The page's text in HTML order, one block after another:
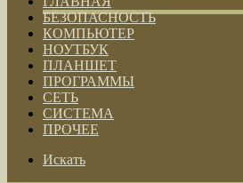
БЕЗОПАСНОСТЬ
КОМПЬЮТЕР
НОУТБУК
ПЛАНШЕТ
ПРОГРАММЫ
СЕТЬ
СИСТЕМА
ПРОЧЕЕ
Искать